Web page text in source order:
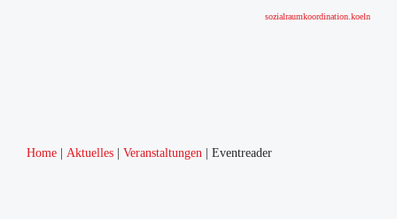
sozialraumkoordination.koeln
Home Aktuelles Veranstaltungen Eventreader